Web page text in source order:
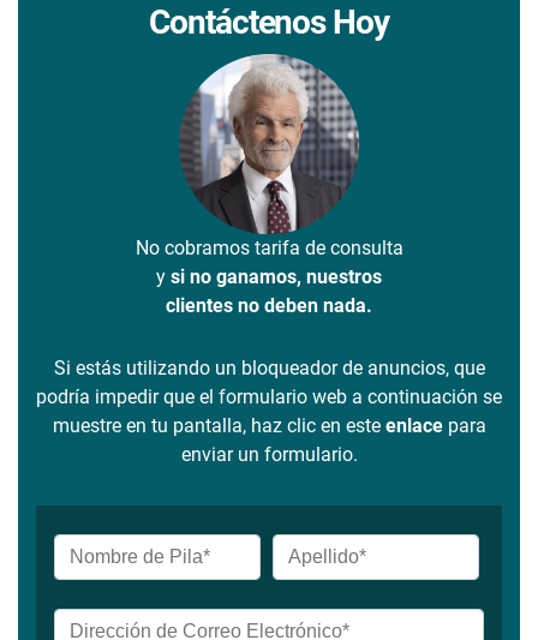
Contáctenos Hoy
No cobramos tarifa de consulta
y si no ganamos, nuestros
clientes no deben nada.
Si estás utilizando un bloqueador de anuncios, que
podría impedir que el formulario web a continuación se
muestre en tu pantalla, haz clic en este enlacepara
enviar un formulario.